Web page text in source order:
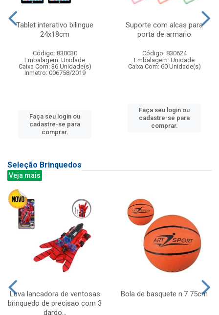
Tablet interativo bilingue
24x18cm
Código: 830030
Embalagem: Unidade
Caixa Com: 36 Unidade(s)
Inmetro: 006758/2019
Faça seu login ou
cadastre-se para
comprar.
Suporte com alcas para
porta de armario
Código: 830624
Embalagem: Unidade
Caixa Com: 60 Unidade(s)
Faça seu login ou
cadastre-se para
comprar.
Seleção Brinquedos
Veja mais
Luva lancadora de ventosas
brinquedo de precisao com 3
dardo...
Bola de basquete n.7 75cm